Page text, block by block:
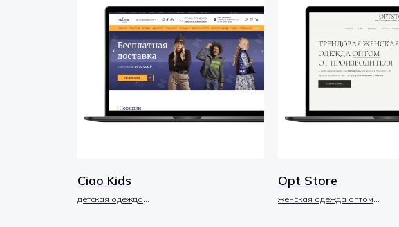
Ciao Kids
детская одежда
Opt Store
женская одежда оптом